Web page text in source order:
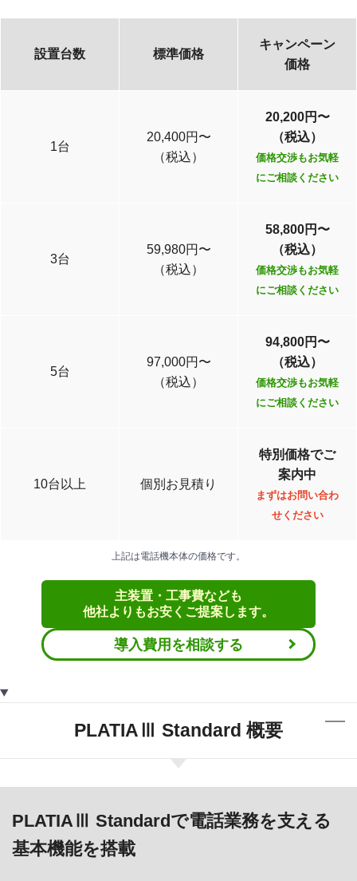
設置台数 標準価格
キャンペーン
価格
1台
20,400円〜
（税込）
20,200円〜
（税込）
価格交渉もお気軽
にご相談ください
3台
59,980円〜
（税込）
58,800円〜
（税込）
価格交渉もお気軽
にご相談ください
5台
97,000円〜
（税込）
94,800円〜
（税込）
価格交渉もお気軽
にご相談ください
10台以上 個別お見積り
特別価格でご
案内中
まずはお問い合わ
せください
上記は電話機本体の価格です。
主装置・工事費なども
他社よりもお安くご提案します。
導入費用を相談する
PLATIAⅢ Standard 概要
PLATIAⅢ Standardで電話業務を支える
基本機能を搭載